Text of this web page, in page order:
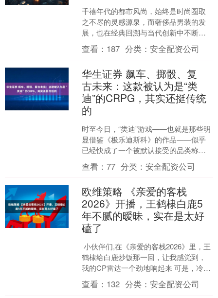
千禧年代的都市风尚，始终是时尚圈取
之不尽的灵感源泉，而奢侈品男装的发
展，也在经典回溯与当代创新中不断前
行。作为全球知名的奢侈品男装品牌，
杜嘉班纳以千禧年之初都市....
查看： 187 分类：安全配资公司
华生证券 飙车、掷骰、复
古未来：这款被认为是“类
迪”的CRPG，其实还挺传统
的
时至今日，“类迪”游戏——也就是那些明
显借鉴《极乐迪斯科》的作品——似乎
已经快成了一个被默认接受的品类称
呼。 尽管在ZA/UM分崩离析之后，在
《极乐迪斯科》的遗....
查看：77 分类：安全配资公司
欧维策略 《亲爱的客栈
2026》开播，王鹤棣白鹿5
年不腻的暧昧，实在是太好
磕了
小伙伴们,在《亲爱的客栈2026》里，王
鹤棣给白鹿炒饭那一回，让我感觉到，
我的CP雷达一个劲地响起来 可是，冷静
下来好好想想，这真的只是嗑糖这么简
单吗 和近期....
查看： 132 分类：安全配资公司